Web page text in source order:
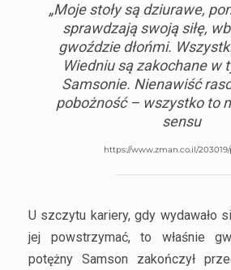
„Moje stoły są dziurawe,
sprawdzają swoją siłę,
gwoździe dłońmi.
Wiedniu są zakochane w
Samsonie. Nienawiść
pobożność – wszystko to
sensu
https://www.zman.co.il/
U szczytu kariery, gdy wydawało
jej powstrzymać, to właśnie
potężny Samson zakończył